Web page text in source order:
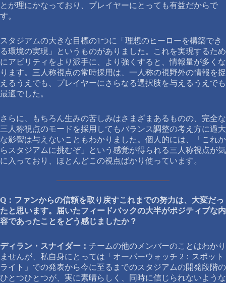
とが理にかなっており、プレイヤーにとっても有益だからで
す。
スタジアムの大きな目標の1つに「理想のヒーローを構築でき
る環境の実現」というものがありました。これを実現するため
にアビリティをより派手に、より強くすると、情報量が多くな
ります。三人称視点の常時採用は、一人称の視野外の情報を捉
えるうえでも、プレイヤーにさらなる選択肢を与えるうえでも
最適でした。
さらに、もちろん生みの苦しみはさまざまあるものの、完全な
三人称視点のモードを採用してもバランス調整の考え方に過大
な影響は与えないこともわかりました。個人的には、「これか
らスタジアムに挑むぞ」という感覚が得られる三人称視点が気
に入っており、ほとんどこの視点ばかり使っています。
Q：ファンからの信頼を取り戻すこれまでの努力は、大変だっ
たと思います。届いたフィードバックの大半がポジティブな内
容であったことをどう感じましたか？
ディラン・スナイダー： チームの他のメンバーのことはわかり
ませんが、私自身にとっては「オーバーウォッチ 2：スポット
ライト」での発表から今に至るまでのスタジアムの開発段階の
ひとつひとつが、実に素晴らしく、同時に信じられないような